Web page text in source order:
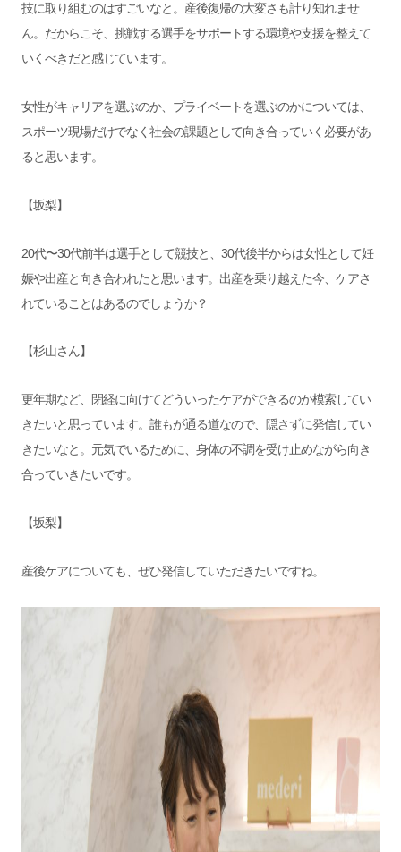
技に取り組むのはすごいなと。産後復帰の大変さも計り知れませ
ん。だからこそ、挑戦する選手をサポートする環境や支援を整えて
いくべきだと感じています。
女性がキャリアを選ぶのか、プライベートを選ぶのかについては、
スポーツ現場だけでなく社会の課題として向き合っていく必要があ
ると思います。
【坂梨】
20代〜30代前半は選手として競技と、30代後半からは女性として妊
娠や出産と向き合われたと思います。出産を乗り越えた今、ケアさ
れていることはあるのでしょうか？
【杉山さん】
更年期など、閉経に向けてどういったケアができるのか模索してい
きたいと思っています。誰もが通る道なので、隠さずに発信してい
きたいなと。元気でいるために、身体の不調を受け止めながら向き
合っていきたいです。
【坂梨】
産後ケアについても、ぜひ発信していただきたいですね。